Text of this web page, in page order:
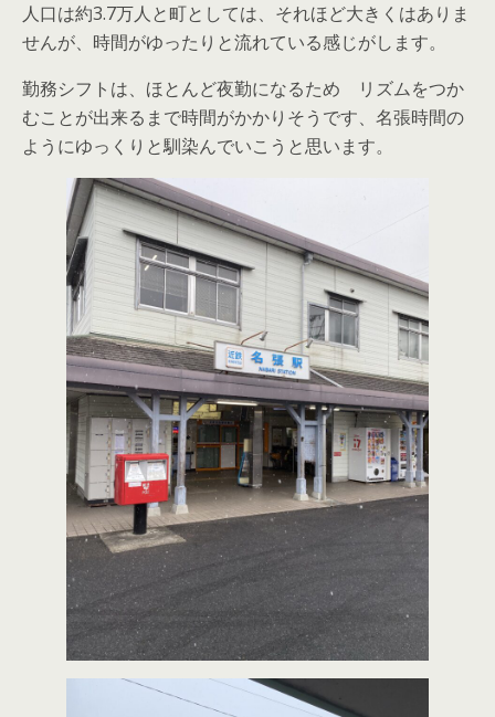
人口は約3.7万人と町としては、それほど大きくはありま
せんが、時間がゆったりと流れている感じがします。
勤務シフトは、ほとんど夜勤になるため リズムをつか
むことが出来るまで時間がかかりそうです、名張時間の
ようにゆっくりと馴染んでいこうと思います。